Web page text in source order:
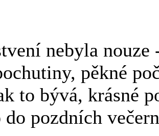
nebyla
pěkné
to bývá, krásné
pozdních